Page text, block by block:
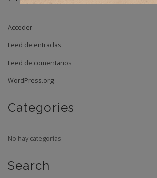
Acceder
Feed de entradas
Feed de comentarios
WordPress.org
Categories
No hay categorías
Search